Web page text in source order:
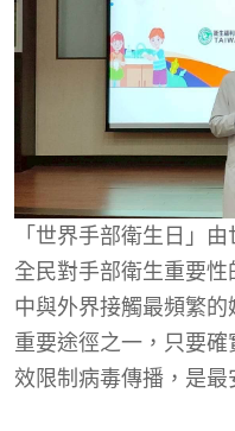
「世界手部衛生日」
全民對手部衛生重要
中與外界接觸最頻繁
重要途徑之一，只要
效限制病毒傳播，是最